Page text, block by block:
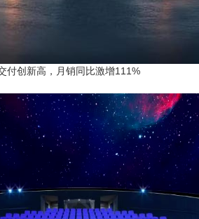
付创新高，月销同比激增111%